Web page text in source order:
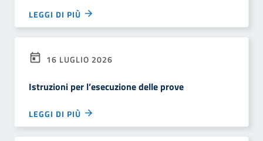
LEGGI DI PIÙ
16 LUGLIO 2026
Istruzioni per l’esecuzione delle prove
LEGGI DI PIÙ